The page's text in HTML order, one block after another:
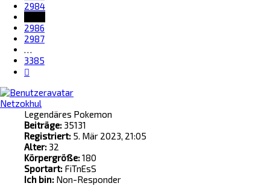
2984
2986
2987
…
3385
Netzokhul
Legendäres Pokemon
Beiträge: 35131
Registriert: 5. Mär 2023, 21:05
Alter: 32
Körpergröße:180
Sportart: FiTnEsS
Ich bin: Non-Responder